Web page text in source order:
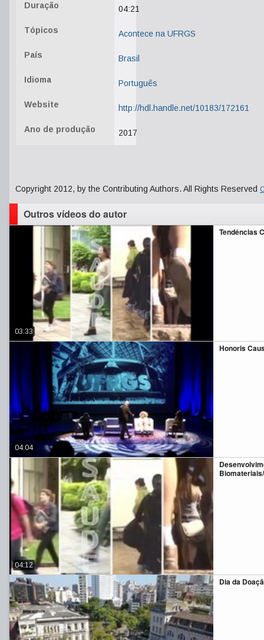
Duração 04:21
Tópicos Acontece na UFRGS
País Brasil
Idioma Português
Website http://hdl.handle.net/10183/172161
Ano de produção 2017
Copyright 2012, by the Contributing Authors. All Rights Reserved
Outros vídeos do autor
Tendências
03:33
Honoris
04:04
04:12
Dia da